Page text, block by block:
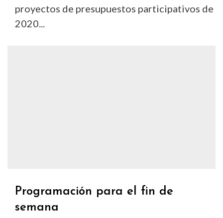
proyectos de presupuestos participativos de
2020...
Programación para el fin de
semana